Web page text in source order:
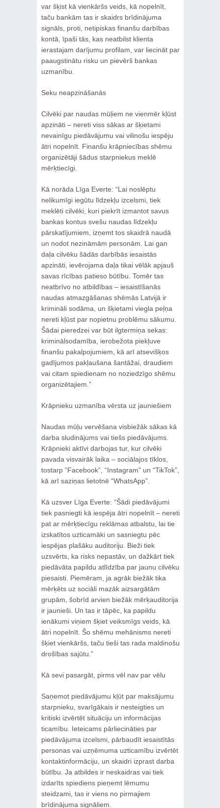
var šķist kā vienkāršs veids, kā nopelnīt,
taču bankām tas ir skaidrs brīdinājuma
signāls, proti, netipiskas finanšu darbības
kontā, īpaši tās, kas neatbilst klienta
ierastajam darījumu profilam, var liecināt par
paaugstinātu risku un pievērš bankas
uzmanību.
Seku neapzināšanās
Cilvēki par naudas mūļiem ne vienmēr kļūst
apzināti – nereti viss sākas ar šķietami
nevainīgu piedāvājumu vai vilinošu iespēju
ātri nopelnīt. Finanšu krāpniecības shēmu
organizētāji šādus starpniekus meklē
mērķtiecīgi.
Kā norāda Līga Everte: “Lai noslēptu
nelikumīgi iegūtu līdzekļu izcelsmi, tiek
meklēti cilvēki, kuri piekrīt izmantot savus
bankas kontus svešu naudas līdzekļu
pārskatījumiem, izņemt tos skaidrā naudā
un nodot nezināmām personām. Lai gan
daļa cilvēku šādās darbībās iesaistās
apzināti, ievērojama daļa tikai vēlāk apjauš
savas rīcības patieso būtību. Tomēr tas
neatbrīvo no atbildības – iesaistīšanās
naudas atmazgāšanas shēmās Latvijā ir
krimināli sodāma, un šķietami viegla peļņa
nereti kļūst par nopietnu problēmu sākumu.
Šādai pieredzei var būt ilgtermiņa sekas:
kriminālsodamība, ierobežota piekļuve
finanšu pakalpojumiem, kā arī atsevišķos
gadījumos pakļaušana šantāžai, draudiem
vai citam spiedienam no noziedzīgo shēmu
organizētajiem.”
Krāpnieku uzmanība vērsta uz jauniešiem
Naudas mūļu vervēšana visbiežāk sākas kā
darba sludinājums vai tiešs piedāvājums.
Krāpnieki aktīvi darbojas tur, kur cilvēki
pavada visvairāk laika – sociālajos tīklos,
tostarp “Facebook”, “Instagram” un “TikTok”,
kā arī saziņas lietotnē “WhatsApp”.
Kā uzsver Līga Everte: “Šādi piedāvājumi
tiek pasniegti kā iespēja ātri nopelnīt – nereti
pat ar mērķtiecīgu reklāmas atbalstu, lai tie
izskatītos uzticamāki un sasniegtu pēc
iespējas plašāku auditoriju. Bieži tiek
uzsvērts, ka risks nepastāv, un dažkārt tiek
piedāvāta papildu atlīdzība par jaunu cilvēku
piesaisti. Piemēram, ja agrāk biežāk tika
mērķēts uz sociāli mazāk aizsargātām
grupām, šobrīd arvien biežāk mērķauditorija
ir jaunieši. Un tas ir tāpēc, ka papildu
ienākumi viņiem šķiet veiksmīgs veids, kā
ātri nopelnīt. Šo shēmu mehānisms nereti
šķiet vienkāršs, taču tieši tas rada maldinošu
drošības sajūtu.”
Kā sevi pasargāt, pirms vēl nav par vēlu
Saņemot piedāvājumu kļūt par maksājumu
starpnieku, svarīgākais ir nesteigties un
kritiski izvērtēt situāciju un informācijas
ticamību. Ieteicams pārliecināties par
piedāvājuma izcelsmi, pārbaudīt iesaistītās
personas vai uzņēmuma uzticamību izvērtēt
kontaktinformāciju, un skaidri izprast darba
būtību. Ja atbildes ir neskaidras vai tiek
izdarīts spiediens pieņemt lēmumu
steidzami, tas ir viens no pirmajiem
brīdinājuma signāliem.